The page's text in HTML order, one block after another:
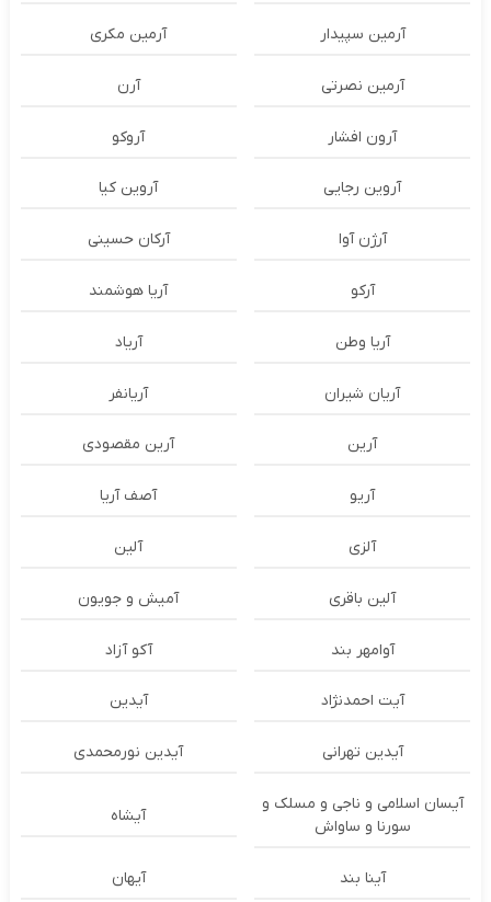
آرمین سپیدار آرمین مکری
آرمین نصرتی آرن
آرون افشار آروکو
آروین رجایی آروین کیا
آرژن آوا آرکان حسینی
آرکو آریا هوشمند
آریا وطن آریاد
آریان شیران آریانفر
آرین آرین مقصودی
آریو آصف آریا
آلزی آلین
آلین باقری آمیش و جویون
آوامهر بند آکو آزاد
آیت احمدنژاد آیدین
آیدین تهرانی آیدین نورمحمدی
آیسان اسلامی و ناجی و مسلک و
سورنا و ساواش
آیشاه
آینا بند آیهان